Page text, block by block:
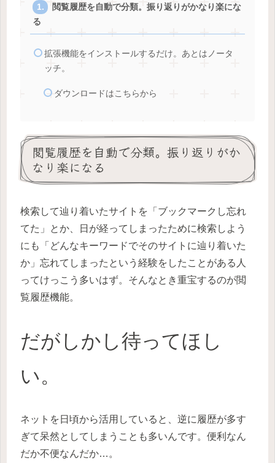
閲覧履歴を自動で分類。振り返りがかなり楽にな
る
拡張機能をインストールするだけ。あとはノータ
ッチ。
ダウンロードはこちらから
閲覧履歴を自動で分類。振り返りがか
なり楽になる
検索して辿り着いたサイトを「ブックマークし忘れ
てた」とか、日が経ってしまったために検索しよう
にも「どんなキーワードでそのサイトに辿り着いた
か」忘れてしまったという経験をしたことがある人
ってけっこう多いはず。そんなとき重宝するのが閲
覧履歴機能。
だがしかし待ってほし
い。
ネットを日頃から活用していると、逆に履歴が多す
ぎて呆然としてしまうことも多いんです。便利なん
だか不便なんだか…。